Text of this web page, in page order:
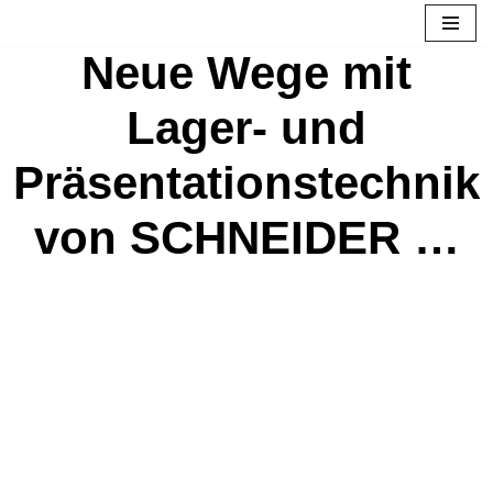
Neue Wege mit
Lager- und
Präsentationstechnik
von SCHNEIDER …